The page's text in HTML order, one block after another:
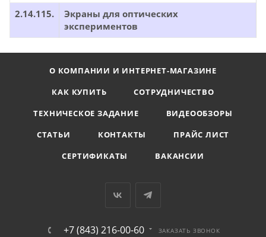
2.14.115.
Экраны для оптических
экспериментов
О КОМПАНИИ И ИНТЕРНЕТ-МАГАЗИНЕ
КАК КУПИТЬ
СОТРУДНИЧЕСТВО
ТЕХНИЧЕСКОЕ ЗАДАНИЕ
ВИДЕООБЗОРЫ
СТАТЬИ
КОНТАКТЫ
ПРАЙС ЛИСТ
СЕРТИФИКАТЫ
ВАКАНСИИ
+7 (843) 216-00-60 ЗАКАЗАТЬ ЗВОНОК